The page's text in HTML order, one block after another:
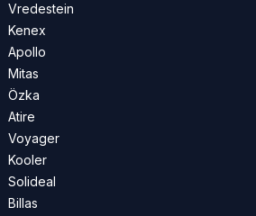
Vredestein
Kenex
Apollo
Mitas
Özka
Atire
Voyager
Kooler
Solideal
Billas